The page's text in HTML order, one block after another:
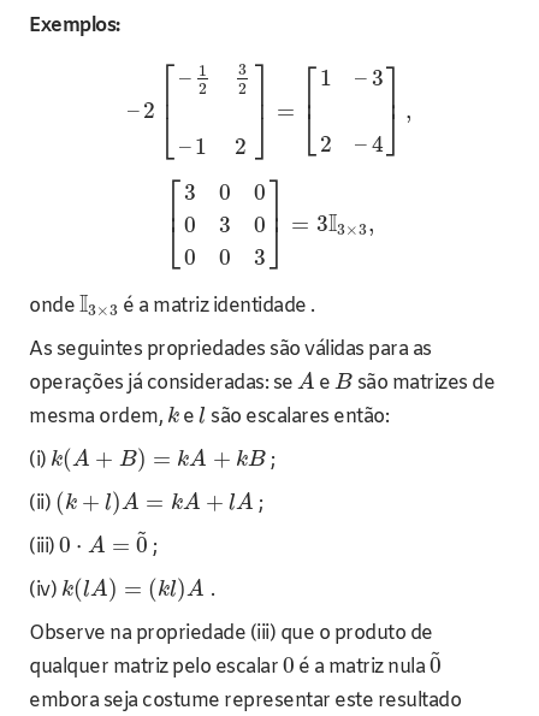
Exemplos:
–2 ⎡
⎣
⎢ – 1
2
– 1
3
2
2
⎤
⎦⎥ = ⎡
⎣
⎢ 1
2
–3
–4
⎤
⎦⎥ ,
⎡
⎣
⎢ 3
0
0
0
3
0
0
0
3
⎤
⎦⎥ = 3I3×3,
ondeI3×3 é a matriz identidade .
As seguintes propriedades são válidas para as
operações já consideradas: se A eB são matrizes de
mesma ordem, ke l são escalares então:
(i) k(A + B) = kA + kB ;
(ii) (k + l)A = kA + lA ;
(iii)0 ⋅ A = 0
~
;
(iv) k(lA) = (kl)A .
Observe na propriedade (iii) que o produto de
qualquer matriz pelo escalar0 é a matriz nula0
~
embora seja costume representar este resultado